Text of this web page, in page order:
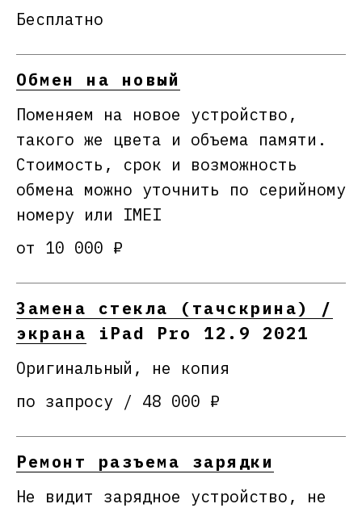
Бесплатно
Обмен на новый
Поменяем на новое устройство,
такого же цвета и объема памяти.
Стоимость, срок и возможность
обмена можно уточнить по серийному
номеру или IMEI
от 10 000 ₽
Замена стекла (тачскрина) /
экрана iPad Pro 12.9 2021
Оригинальный, не копия
по запросу / 48 000 ₽
Ремонт разъема зарядки
Не видит зарядное устройство, не